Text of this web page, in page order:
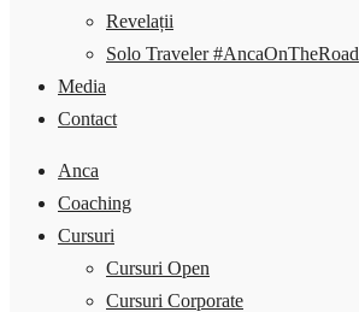
Revelații
Solo Traveler #AncaOnTheRoad
Media
Contact
Anca
Coaching
Cursuri
Cursuri Open
Cursuri Corporate